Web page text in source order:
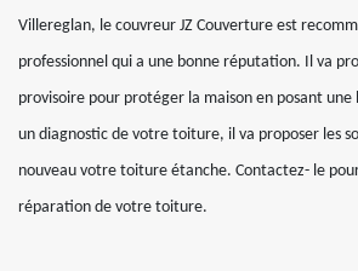
Villereglan, le couvreur JZ Couverture est
professionnel qui a une bonne réputation. Il va
provisoire pour protéger la maison en posant
un diagnostic de votre toiture, il va proposer les
nouveau votre toiture étanche. Contactez- le
réparation de votre toiture.